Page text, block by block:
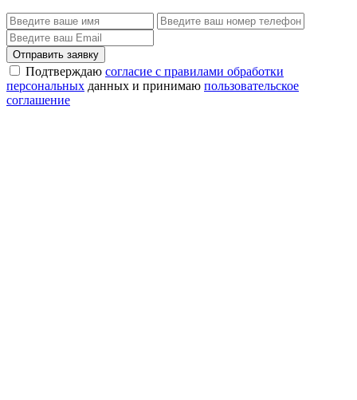
Отправить заявку
Подтверждаю согласие с правилами обработки
персональных данных и принимаю пользовательское
соглашение